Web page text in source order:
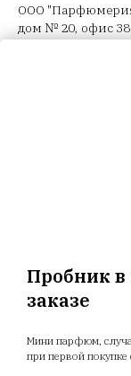
Пробник в
заказе
Мини парфюм,
при первой покупке
ООО
дом № 20, офис